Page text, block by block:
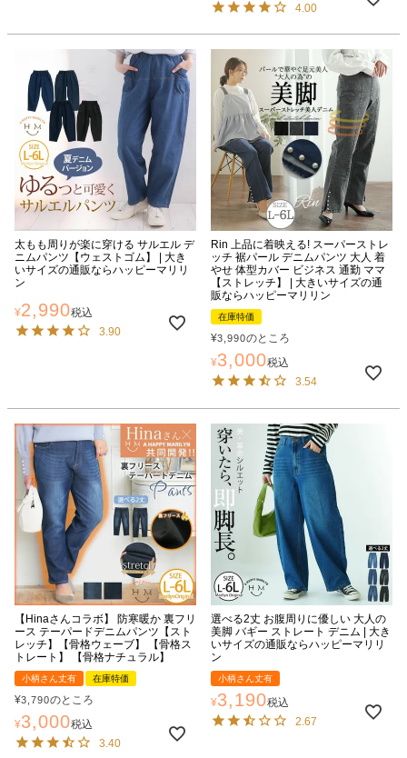
4.00
太もも周りが楽に穿ける サルエル デ
ニムパンツ【ウェストゴム】 | 大き
いサイズの通販ならハッピーマリリ
ン
¥2,990税込
3.90
Rin 上品に着映える! スーパーストレ
ッチ 裾パール デニムパンツ 大人 着
やせ 体型カバー ビジネス 通勤 ママ
【ストレッチ】 | 大きいサイズの通
販ならハッピーマリリン
在庫特価
¥3,990のところ
¥3,000税込
3.54
【Hinaさんコラボ】 防寒暖か 裏フリ
ース テーパードデニムパンツ【スト
レッチ】【骨格ウェーブ】 【骨格ス
トレート】 【骨格ナチュラル】
小柄さん丈有 在庫特価
¥3,790のところ
¥3,000税込
3.40
選べる2丈 お腹周りに優しい 大人の
美脚 バギー ストレート デニム | 大き
いサイズの通販ならハッピーマリリ
ン
小柄さん丈有
¥3,190税込
2.67